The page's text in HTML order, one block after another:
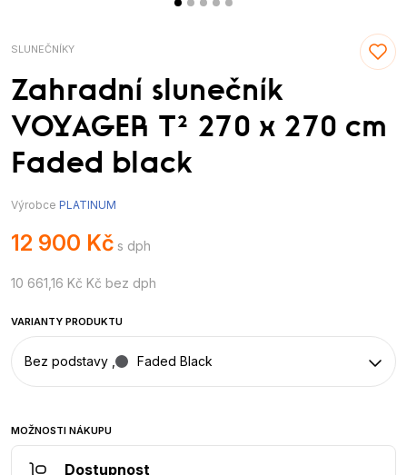
SLUNEČNÍKY
Zahradní slunečník
VOYAGER T² 270 x 270 cm
Faded black
Výrobce PLATINUM
12 900 Kč s dph
10 661,16 Kč Kč bez dph
VARIANTY PRODUKTU
Bez podstavy , Faded Black
MOŽNOSTI NÁKUPU
Dostupnost